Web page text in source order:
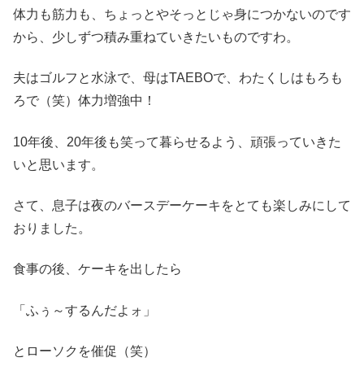
体力も筋力も、ちょっとやそっとじゃ身につかないのです
から、少しずつ積み重ねていきたいものですわ。
夫はゴルフと水泳で、母はTAEBOで、わたくしはもろも
ろで（笑）体力増強中！
10年後、20年後も笑って暮らせるよう、頑張っていきた
いと思います。
さて、息子は夜のバースデーケーキをとても楽しみにして
おりました。
食事の後、ケーキを出したら
「ふぅ～するんだよォ」
とローソクを催促（笑）